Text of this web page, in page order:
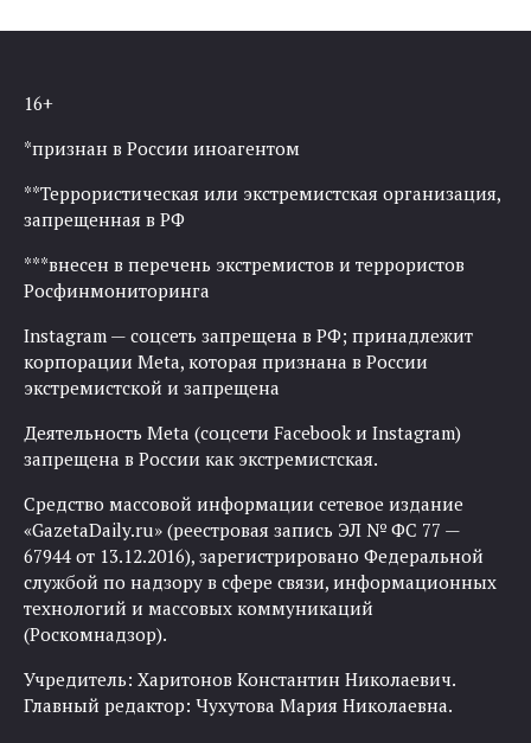
16+
*признан в России иноагентом
**Террористическая или экстремистская организация,
запрещенная в РФ
***внесен в перечень экстремистов и террористов
Росфинмониторинга
Instagram — соцсеть запрещена в РФ; принадлежит
корпорации Meta, которая признана в России
экстремистской и запрещена
Деятельность Meta (соцсети Facebook и Instagram)
запрещена в России как экстремистская.
Средство массовой информации сетевое издание
«GazetaDaily.ru» (реестровая запись ЭЛ № ФС 77 —
67944 от 13.12.2016), зарегистрировано Федеральной
службой по надзору в сфере связи, информационных
технологий и массовых коммуникаций
(Роскомнадзор).
Учредитель: Харитонов Константин Николаевич.
Главный редактор: Чухутова Мария Николаевна.